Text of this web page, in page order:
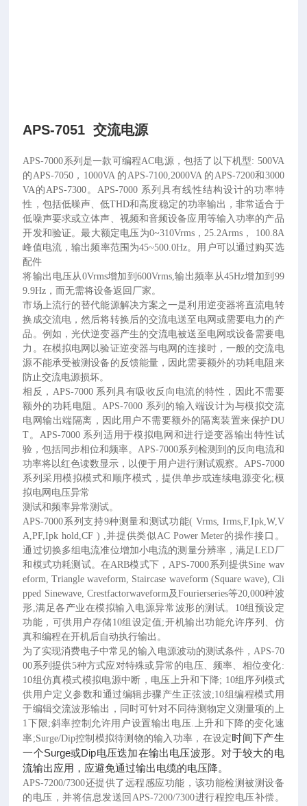
APS-7051 交流电源
APS-7000系列是一款可编程AC电源，包括了以下机型: 500VA
的APS-7050，1000VA 的APS-7100,2000VA 的APS-7200和3000
VA的APS-7300。APS-7000 系列具有线性结构设计的功率特
性，包括低噪声、低THD和高度稳定的功率输出，非常适合于
低噪声要求或立体声、视频和音频设备应用等输入功率的产品
开发和验证。最大额定电压为0~310Vrms，25.2Arms， 100.8A
峰值电流，输出频率范围为45~500.0Hz。用户可以通过购买选
配件
将输出电压从0Vrms增加到600Vrms,输出频率从45Hz增加到99
9.9Hz，而无需将设备返回厂家。
市场上流行的替代能源解决方案之一是利用逆变器将直流电转
换成交流电，然后将转换后的交流电送至电网或需要电力的产
品。例如，光伏逆变器产生的交流电被送至电网或设备需要电
力。在模拟电网以验证逆变器与电网的连接时， 一般的交流电
源不能承受被测设备的反馈能量，因此需要额外的功耗电阻来
防止交流电源损坏。
相反， APS-7000 系列具有吸收反向电流的特性，因此不需要
额外的功耗电阻。APS-7000 系列的输入端设计为与模拟交流
电网输出端隔离，因此用户不需要额外的隔离装置来保护DU
T。APS-7000 系列适用于模拟电网和进行逆变器输出特性试
验，包括同步相位和频率。APS-7000系列检测到的反向电流和
功率将以红色读数显示，以便于用户进行测试观察。APS-7000
系列采用模拟模式和顺序模式，提供单步或连续电源变化;模
拟电网电压异常
测试和频率异常测试。
APS-7000系列支持9种测量和测试功能( Vrms, Irms,F,Ipk,W,V
A,PF,Ipk hold,CF ) ,并提供类似AC Power Meter的操作接口。
通过切换多组电流准位增加小电流的测量分辨率，满足LED厂
和模式功耗测试。在ARB模式下，APS-7000系列提供Sine wav
eform, Triangle waveform, Staircase waveform (Square wave), Cli
pped Sinewave, Crestfactorwaveform及Fourierseries等20,000种波
形,满足各产业在模拟输入电源异常波形的测试。10组预设定
功能，可供用户存储10组设定值;开机输出功能允许序列、仿
真和编程在开机后自动执行输出。
为了实现消费电子中常见的输入电源波动的测试条件， APS-70
00系列提供5种方式应对特殊或异常的电压、频率、相位变化:
10组仿真模式模拟电源中断，电压上升和下降; 10组序列模式
供用户定义参数和通过编辑步骤产生正弦波;10组编程模式用
于编辑交流波形输出，同时可针对不同待测物定义测量项的上
1下限;斜率控制允许用户设置输出电压.上升和下降的变化速
率;Surge/Dip控制模拟待测物的输入功率，在设定时间下产生
一个Surge或Dip电压迭加在输出电压波形。对于较大的电
流输出应用，应避免通过输出电缆的电压降。
APS-7200/7300还提供了远程感应功能，该功能检测被测设备
的电压，并将信息发送回APS-7200/7300进行程控电压补偿。